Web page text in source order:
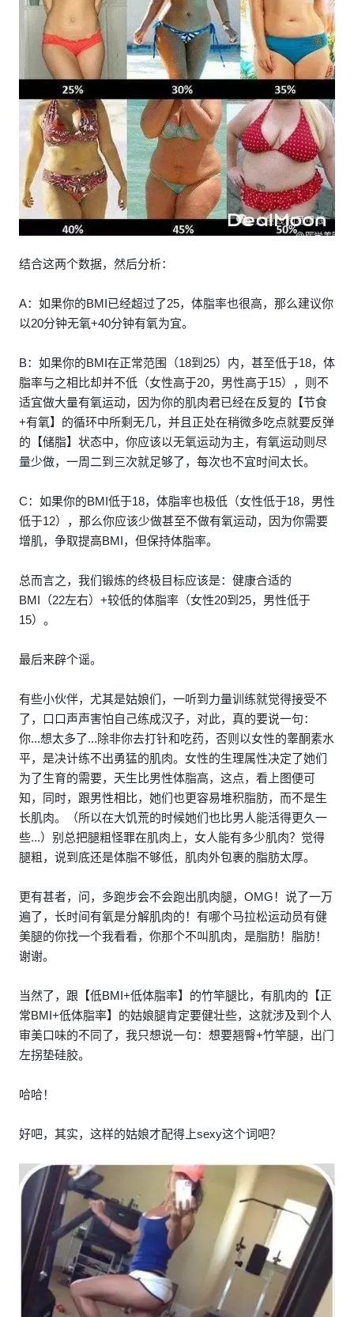
结合这两个数据，然后分析：
A：如果你的BMI已经超过了25，体脂率也很高，那么建议你
以20分钟无氧+40分钟有氧为宜。
B：如果你的BMI在正常范围（18到25）内，甚至低于18，体
脂率与之相比却并不低（女性高于20，男性高于15），则不
适宜做大量有氧运动，因为你的肌肉君已经在反复的【节食
+有氧】的循环中所剩无几，并且正处在稍微多吃点就要反弹
的【储脂】状态中，你应该以无氧运动为主，有氧运动则尽
量少做，一周二到三次就足够了，每次也不宜时间太长。
C：如果你的BMI低于18，体脂率也极低（女性低于18，男性
低于12），那么你应该少做甚至不做有氧运动，因为你需要
增肌，争取提高BMI，但保持体脂率。
总而言之，我们锻炼的终极目标应该是：健康合适的
BMI（22左右）+较低的体脂率（女性20到25，男性低于
15）。
最后来辟个谣。
有些小伙伴，尤其是姑娘们，一听到力量训练就觉得接受不
了，口口声声害怕自己练成汉子，对此，真的要说一句：
你...想太多了...除非你去打针和吃药，否则以女性的睾酮素水
平，是决计练不出勇猛的肌肉。女性的生理属性决定了她们
为了生育的需要，天生比男性体脂高，这点，看上图便可
知，同时，跟男性相比，她们也更容易堆积脂肪，而不是生
长肌肉。（所以在大饥荒的时候她们也比男人能活得更久一
些...）别总把腿粗怪罪在肌肉上，女人能有多少肌肉？觉得
腿粗，说到底还是体脂不够低，肌肉外包裹的脂肪太厚。
更有甚者，问，多跑步会不会跑出肌肉腿，OMG！说了一万
遍了，长时间有氧是分解肌肉的！有哪个马拉松运动员有健
美腿的你找一个我看看，你那个不叫肌肉，是脂肪！脂肪！
谢谢。
当然了，跟【低BMI+低体脂率】的竹竿腿比，有肌肉的【正
常BMI+低体脂率】的姑娘腿肯定要健壮些，这就涉及到个人
审美口味的不同了，我只想说一句：想要翘臀+竹竿腿，出门
左拐垫硅胶。
哈哈！
好吧，其实，这样的姑娘才配得上sexy这个词吧？